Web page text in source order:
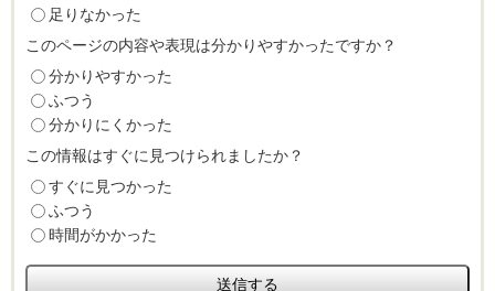
足りなかった
このページの内容や表現は分かりやすかったですか？
分かりやすかった
ふつう
分かりにくかった
この情報はすぐに見つけられましたか？
すぐに見つかった
ふつう
時間がかかった